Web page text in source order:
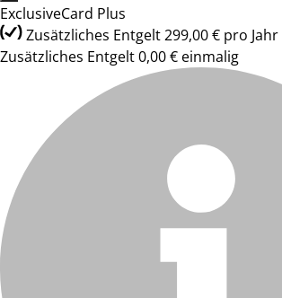
ExclusiveCard Plus
Zusätzliches Entgelt 299,00 € pro Jahr
Zusätzliches Entgelt 0,00 € einmalig